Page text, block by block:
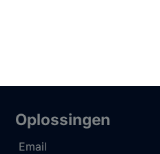
Oplossingen
Email